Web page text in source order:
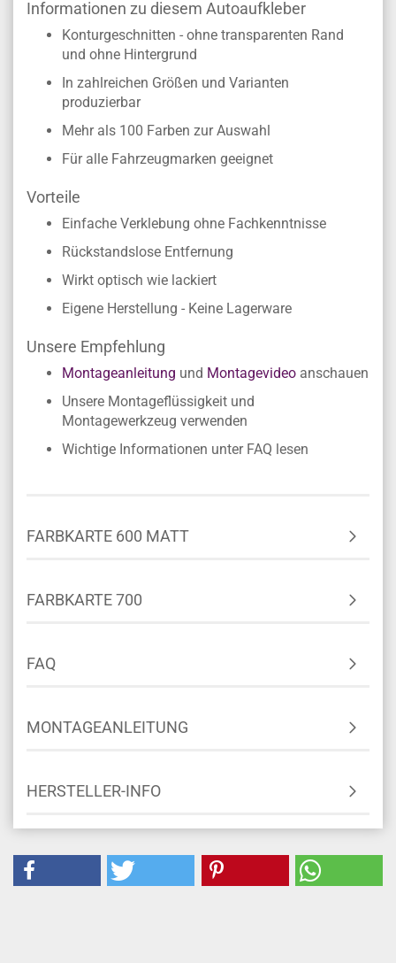
Informationen zu diesem Autoaufkleber
Konturgeschnitten - ohne transparenten Rand
und ohne Hintergrund
In zahlreichen Größen und Varianten
produzierbar
Mehr als 100 Farben zur Auswahl
Für alle Fahrzeugmarken geeignet
Vorteile
Einfache Verklebung ohne Fachkenntnisse
Rückstandslose Entfernung
Wirkt optisch wie lackiert
Eigene Herstellung - Keine Lagerware
Unsere Empfehlung
Montageanleitung und Montagevideo anschauen
Unsere Montageflüssigkeit und
Montagewerkzeug verwenden
Wichtige Informationen unter FAQ lesen
FARBKARTE 600 MATT
FARBKARTE 700
FAQ
MONTAGEANLEITUNG
HERSTELLER-INFO